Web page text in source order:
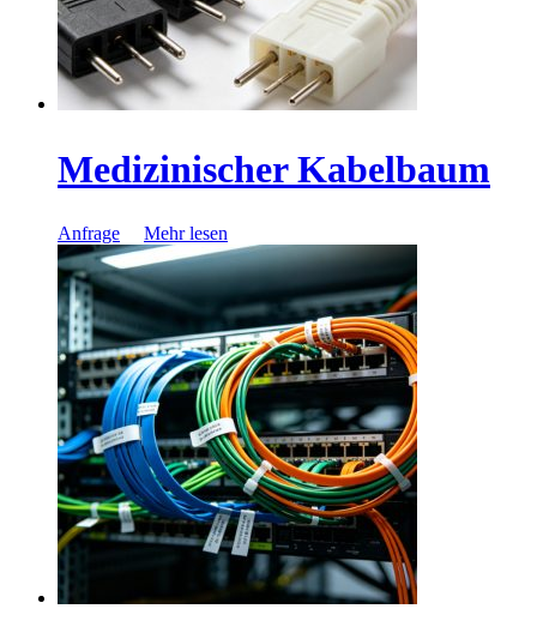
Medizinischer Kabelbaum
Anfrage Mehr lesen